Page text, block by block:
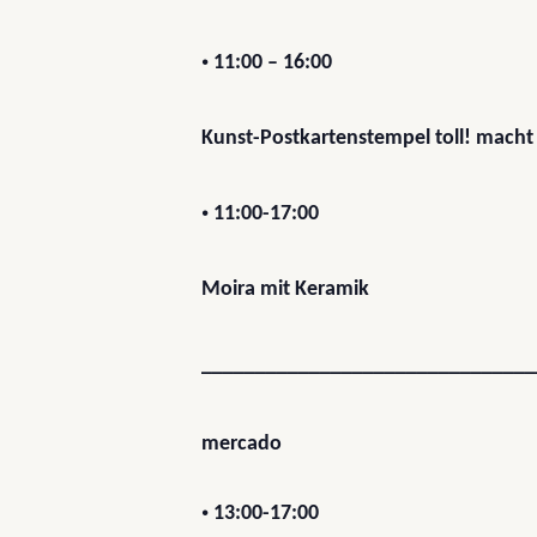
• 11:00 – 16:00
Kunst-Postkartenstempel toll! macht
• 11:00-17:00
Moira mit Keramik
mercado
• 13:00-17:00